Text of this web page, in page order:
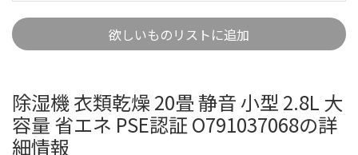
欲しいものリストに追加
除湿機 衣類乾燥 20畳 静音 小型 2.8L 大
容量 省エネ PSE認証 O791037068の詳
細情報